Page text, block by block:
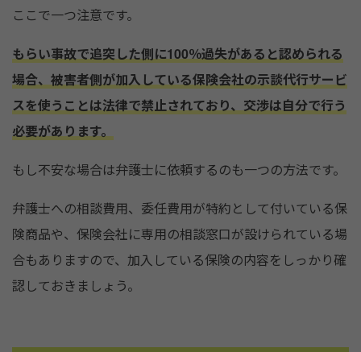
ここで一つ注意です。
もらい事故で追突した側に100％過失があると認められる
場合、被害者側が加入している保険会社の示談代行サービ
スを使うことは法律で禁止されており、交渉は自分で行う
必要があります。
もし不安な場合は弁護士に依頼するのも一つの方法です。
弁護士への相談費用、委任費用が特約として付いている保
険商品や、保険会社に専用の相談窓口が設けられている場
合もありますので、加入している保険の内容をしっかり確
認しておきましょう。